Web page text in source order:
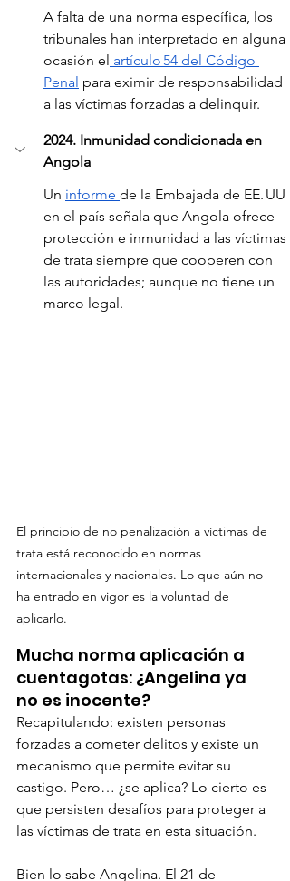
A falta de una norma específica, los
tribunales han interpretado en alguna
ocasión el artículo 54 del Código
Penal para eximir de responsabilidad
a las víctimas forzadas a delinquir.
2024. Inmunidad condicionada en
Angola
Un informe de la Embajada de EE. UU
en el país señala que Angola ofrece
protección e inmunidad a las víctimas
de trata siempre que cooperen con
las autoridades; aunque no tiene un
marco legal.
El principio de no penalización a víctimas de
trata está reconocido en normas
internacionales y nacionales. Lo que aún no
ha entrado en vigor es la voluntad de
aplicarlo.
Mucha norma aplicación a
cuentagotas: ¿Angelina ya
no es inocente?
Recapitulando: existen personas
forzadas a cometer delitos y existe un
mecanismo que permite evitar su
castigo. Pero… ¿se aplica? Lo cierto es
que persisten desafíos para proteger a
las víctimas de trata en esta situación.
Bien lo sabe Angelina. El 21 de